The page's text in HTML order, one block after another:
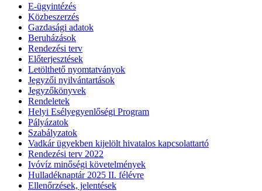
E-ügyintézés
Közbeszerzés
Gazdasági adatok
Beruházások
Rendezési terv
Előterjesztések
Letölthető nyomtatványok
Jegyzői nyilvántartások
Jegyzőkönyvek
Rendeletek
Helyi Esélyegyenlőségi Program
Pályázatok
Szabályzatok
Vadkár ügyekben kijelölt hivatalos kapcsolattartó
Rendezési terv 2022
Ivóvíz minőségi követelmények
Hulladéknaptár 2025 II. félévre
Ellenőrzések, jelentések